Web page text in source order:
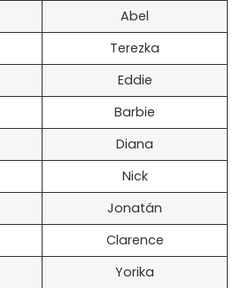
Abel
Terezka
Eddie
Barbie
Diana
Nick
Jonatán
Clarence
Yorika